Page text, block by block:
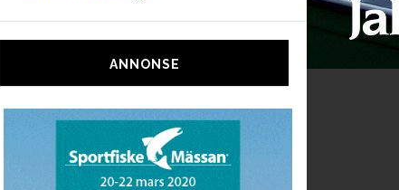
ANNONSE